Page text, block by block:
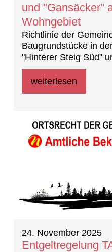
und "Gansäcker"
Wohngebiet
Richtlinie der
Baugrundstücke in
"Hinterer Steig Süd"
allgemeines
weiterlesen
24. November 2025
Entgeltregelung